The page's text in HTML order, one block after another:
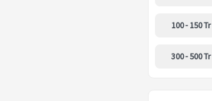
100 - 150 Tr
300 - 500 Tr